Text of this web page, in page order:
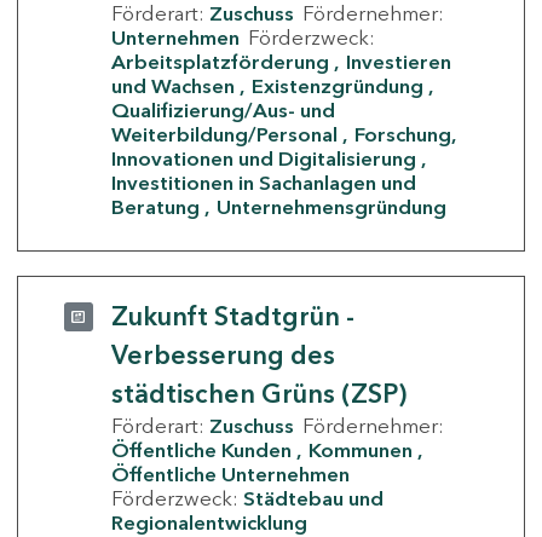
Förderart: Zuschuss Fördernehmer:
Unternehmen Förderzweck:
Arbeitsplatzförderung
Investieren
und Wachsen
Existenzgründung
Qualifizierung/Aus- und
Weiterbildung/Personal
Forschung,
Innovationen und Digitalisierung
Investitionen in Sachanlagen und
Beratung
Unternehmensgründung
Zukunft Stadtgrün -
Verbesserung des
städtischen Grüns (ZSP)
Förderart: Zuschuss Fördernehmer:
Öffentliche Kunden
Kommunen
Öffentliche Unternehmen
Förderzweck: Städtebau und
Regionalentwicklung